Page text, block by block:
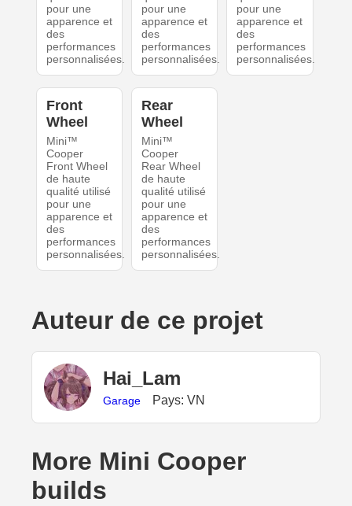
pour une
apparence et
des
performances
personnalisées.
pour une
apparence et
des
performances
personnalisées.
pour une
apparence et
des
performances
personnalisées.
Front
Wheel
Mini™
Cooper
Front Wheel
de haute
qualité utilisé
pour une
apparence et
des
performances
personnalisées.
Rear
Wheel
Mini™
Cooper
Rear Wheel
de haute
qualité utilisé
pour une
apparence et
des
performances
personnalisées.
Auteur de ce projet
Hai_Lam
Garage Pays: VN
More Mini Cooper
builds